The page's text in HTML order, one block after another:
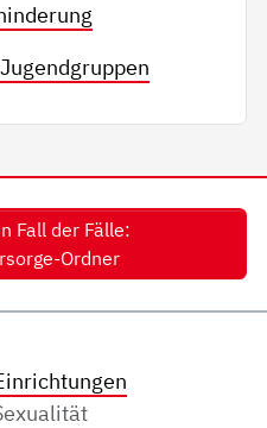
Fall der Fälle:
Ordner